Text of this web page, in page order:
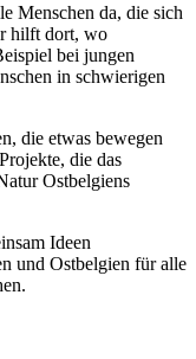
Menschen da, die sich
hilft dort, wo
bei jungen
in schwierigen
die etwas bewegen
die das
Ostbelgiens
Ideen
und Ostbelgien für alle